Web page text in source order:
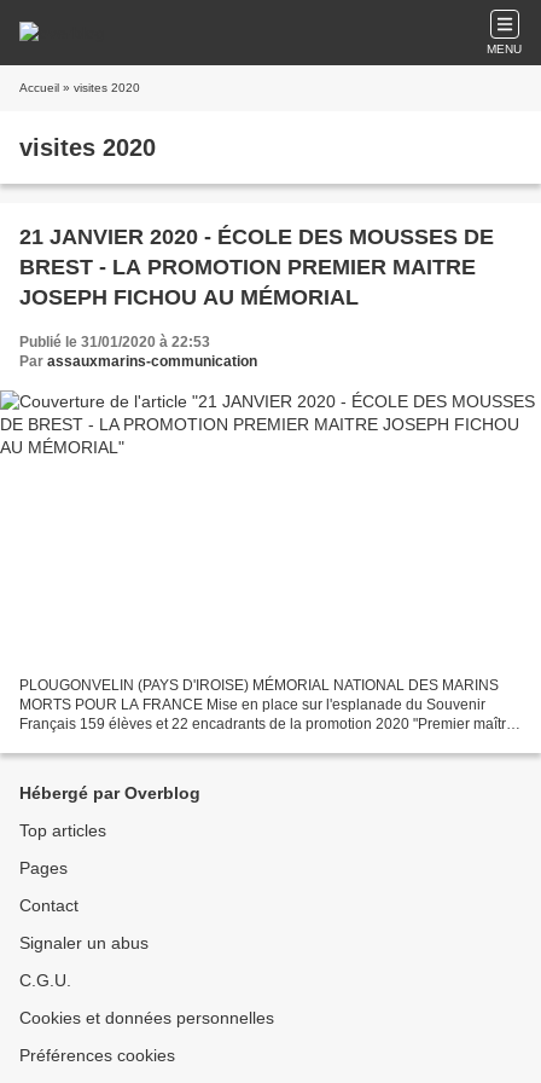
MENU
Accueil » visites 2020
visites 2020
21 JANVIER 2020 - ÉCOLE DES MOUSSES DE
BREST - LA PROMOTION PREMIER MAITRE
JOSEPH FICHOU AU MÉMORIAL
Publié le 31/01/2020 à 22:53
Par assauxmarins-communication
PLOUGONVELIN (PAYS D'IROISE) MÉMORIAL NATIONAL DES MARINS
MORTS POUR LA FRANCE Mise en place sur l'esplanade du Souvenir
Français 159 élèves et 22 encadrants de la promotion 2020 "Premier maître
Hébergé par Overblog
Top articles
Pages
Contact
Signaler un abus
C.G.U.
Cookies et données personnelles
Préférences cookies